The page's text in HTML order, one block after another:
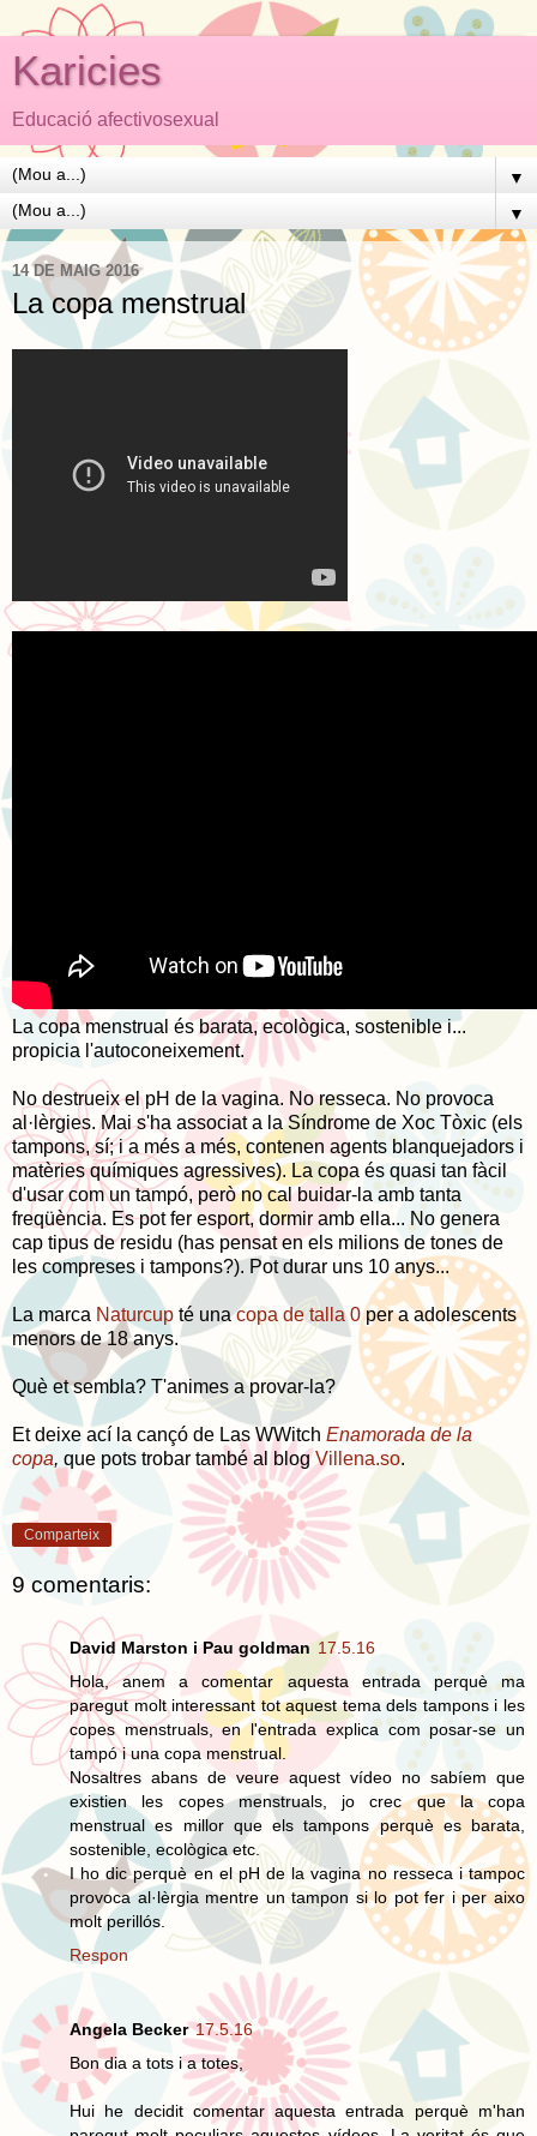
Karicies
Educació afectivosexual
▼
▼
14 DE MAIG 2016
La copa menstrual
La copa menstrual és barata, ecològica, sostenible i...
propicia l'autoconeixement.
No destrueix el pH de la vagina. No resseca. No provoca
al·lèrgies. Mai s'ha associat a la Síndrome de Xoc Tòxic (els
tampons, sí; i a més a més, contenen agents blanquejadors i
matèries químiques agressives). La copa és quasi tan fàcil
d'usar com un tampó, però no cal buidar-la amb tanta
freqüència. Es pot fer esport, dormir amb ella... No genera
cap tipus de residu (has pensat en els milions de tones de
les compreses i tampons?). Pot durar uns 10 anys...
La marca Naturcup té unacopa de talla 0per a adolescents
menors de 18 anys.
Què et sembla? T'animes a provar-la?
Et deixe ací la cançó de Las WWitch Enamorada de la
copa, que pots trobar també al blogVillena.so.
Comparteix
9 comentaris:
David Marston i Pau goldman 17.5.16
Hola, anem a comentar aquesta entrada perquè ma
paregut molt interessant tot aquest tema dels tampons i les
copes menstruals, en l'entrada explica com posar-se un
tampó i una copa menstrual.
Nosaltres abans de veure aquest vídeo no sabíem que
existien les copes menstruals, jo crec que la copa
menstrual es millor que els tampons perquè es barata,
sostenible, ecològica etc.
I ho dic perquè en el pH de la vagina no resseca i tampoc
provoca al·lèrgia mentre un tampon si lo pot fer i per aixo
molt perillós.
Respon
Angela Becker 17.5.16
Bon dia a tots i a totes,
Hui he decidit comentar aquesta entrada perquè m'han